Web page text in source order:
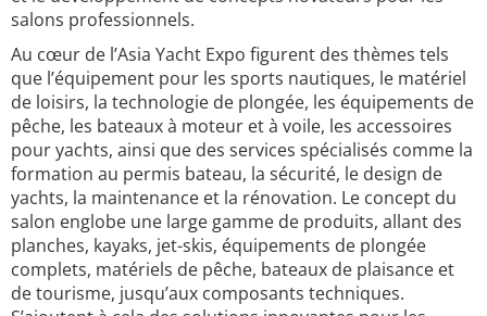
salons professionnels.
Au cœur de l’Asia Yacht Expo figurent des thèmes tels
que l’équipement pour les sports nautiques, le matériel
de loisirs, la technologie de plongée, les équipements de
pêche, les bateaux à moteur et à voile, les accessoires
pour yachts, ainsi que des services spécialisés comme la
formation au permis bateau, la sécurité, le design de
yachts, la maintenance et la rénovation. Le concept du
salon englobe une large gamme de produits, allant des
planches, kayaks, jet-skis, équipements de plongée
complets, matériels de pêche, bateaux de plaisance et
de tourisme, jusqu’aux composants techniques.